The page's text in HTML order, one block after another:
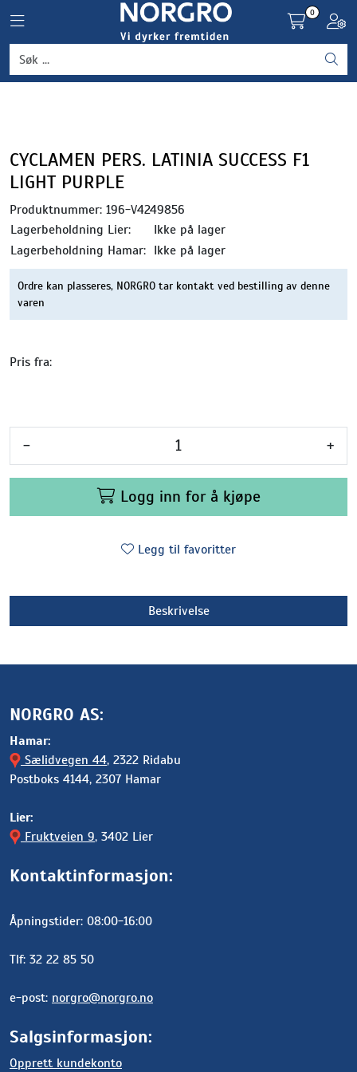
Toggle navigation
0
CYCLAMEN PERS. LATINIA SUCCESS F1
LIGHT PURPLE
Produktnummer: 196-V4249856
Lagerbeholdning Lier:
Ikke på lager
Lagerbeholdning Hamar: Ikke på lager
Ordre kan plasseres, NORGRO tar kontakt ved bestilling av denne
varen
Pris fra:
- +
Logg inn for å kjøpe
Legg til favoritter
Beskrivelse
NORGRO AS:
Hamar:
Sælidvegen 44, 2322 Ridabu
Postboks 4144, 2307 Hamar
Lier:
Fruktveien 9, 3402 Lier
Kontaktinformasjon:
Åpningstider: 08:00-16:00
Tlf: 32 22 85 50
e-post: norgro@norgro.no
Salgsinformasjon:
Opprett kundekonto
Grønnsaker
Frukt og bær
Blomster, potter og brett
Driftsmidler